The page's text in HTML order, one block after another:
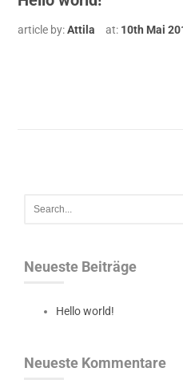
article by:Attila at: 10th Mai
Neueste Beiträge
Hello world!
Neueste Kommentare